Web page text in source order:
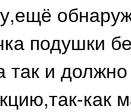
подушки
так и должно
как